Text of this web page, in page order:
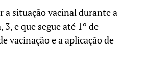
a situação vacinal durante a
e que segue até 1º de
vacinação e a aplicação de